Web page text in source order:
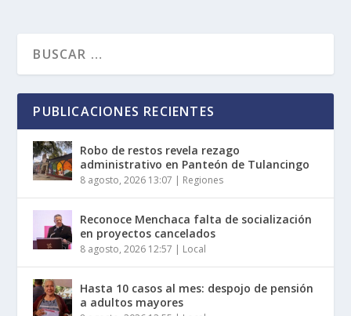
PUBLICACIONES RECIENTES
Robo de restos revela rezago
administrativo en Panteón de Tulancingo
8 agosto, 2026 13:07 | Regiones
Reconoce Menchaca falta de socialización
en proyectos cancelados
8 agosto, 2026 12:57 | Local
Hasta 10 casos al mes: despojo de pensión
a adultos mayores